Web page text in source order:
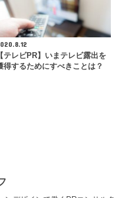
【テレビPR】いまテレビ露出を
得するためにすべきことは？